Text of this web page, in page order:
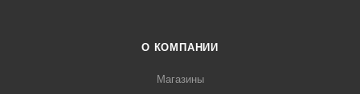
О КОМПАНИИ
Магазины